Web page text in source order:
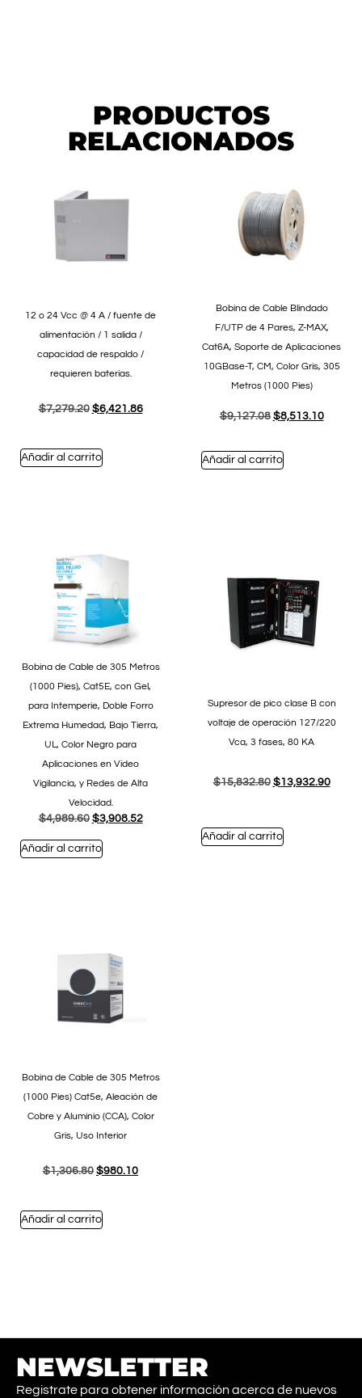
PRODUCTOS
RELACIONADOS
12 o 24 Vcc @ 4 A / fuente de
alimentación / 1 salida /
capacidad de respaldo /
requieren baterías.
$7,279.20 $6,421.86
Añadir al carrito
Bobina de Cable Blindado
F/UTP de 4 Pares, Z-MAX,
Cat6A, Soporte de Aplicaciones
10GBase-T, CM, Color Gris, 305
Metros (1000 Pies)
$9,127.08 $8,513.10
Añadir al carrito
Bobina de Cable de 305 Metros
(1000 Pies), Cat5E, con Gel,
para Intemperie, Doble Forro
Extrema Humedad, Bajo Tierra,
UL, Color Negro para
Aplicaciones en Video
Vigilancia, y Redes de Alta
Velocidad.
$4,989.60 $3,908.52
Añadir al carrito
Supresor de pico clase B con
voltaje de operación 127/220
Vca, 3 fases, 80 KA
$15,832.80 $13,932.90
Añadir al carrito
Bobina de Cable de 305 Metros
(1000 Pies) Cat5e, Aleación de
Cobre y Aluminio (CCA), Color
Gris, Uso Interior
$1,306.80 $980.10
Añadir al carrito
NEWSLETTER
Registrate para obtener información acerca de nuevos